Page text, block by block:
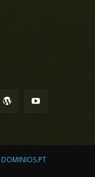
DOMINIOS.PT